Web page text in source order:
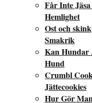
Får Inte
Hemlighet
Ost och
Smakrik
Kan Hundar
Hund
Crumbl
Jättecookies
Hur Gör